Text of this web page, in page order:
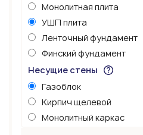
Монолитная плита
УШП плита
Ленточный фундамент
Финский фундамент
Несущие стены
Газоблок
Кирпич щелевой
Монолитный каркас